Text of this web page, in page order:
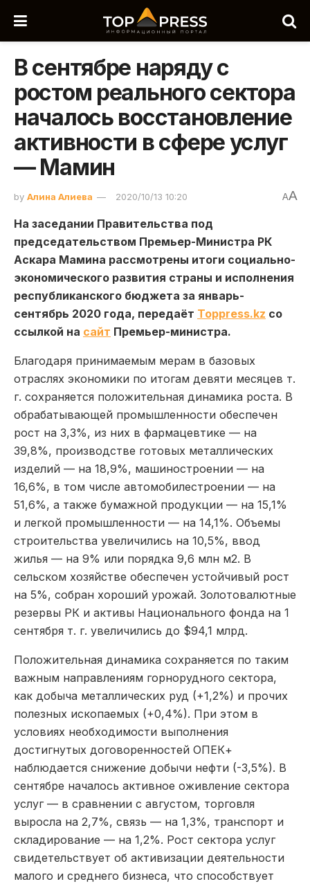
В сентябре наряду с
ростом реального сектора
началось восстановление
активности в сфере услуг
— Мамин
by Алина Алиева 2020/10/13 10:20 AA
На заседании Правительства под
председательством Премьер-Министра РК
Аскара Мамина рассмотрены итоги социально-
экономического развития страны и исполнения
республиканского бюджета за январь-
сентябрь 2020 года, передаёт Toppress.kz со
ссылкой на сайт Премьер-министра.
Благодаря принимаемым мерам в базовых
отраслях экономики по итогам девяти месяцев т.
г. сохраняется положительная динамика роста. В
обрабатывающей промышленности обеспечен
рост на 3,3%, из них в фармацевтике — на
39,8%, производстве готовых металлических
изделий — на 18,9%, машиностроении — на
16,6%, в том числе автомобилестроении — на
51,6%, а также бумажной продукции — на 15,1%
и легкой промышленности — на 14,1%. Объемы
строительства увеличились на 10,5%, ввод
жилья — на 9% или порядка 9,6 млн м2. В
сельском хозяйстве обеспечен устойчивый рост
на 5%, собран хороший урожай. Золотовалютные
резервы РК и активы Национального фонда на 1
сентября т. г. увеличились до $94,1 млрд.
Положительная динамика сохраняется по таким
важным направлениям горнорудного сектора,
как добыча металлических руд (+1,2%) и прочих
полезных ископаемых (+0,4%). При этом в
условиях необходимости выполнения
достигнутых договоренностей ОПЕК+
наблюдается снижение добычи нефти (-3,5%). В
сентябре началось активное оживление сектора
услуг — в сравнении с августом, торговля
выросла на 2,7%, связь — на 1,3%, транспорт и
складирование — на 1,2%. Рост сектора услуг
свидетельствует об активизации деятельности
малого и среднего бизнеса, что способствует